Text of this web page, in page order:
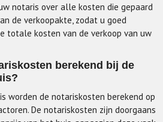
notaris over alle kosten die gepaard
de verkoopakte, zodat u goed
totale kosten van de verkoop van uw
berekend bij de
worden de notariskosten berekend op
De notariskosten zijn doorgaans